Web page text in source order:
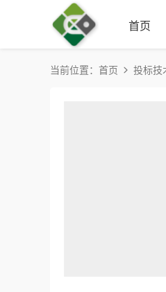
首页
当前位置： 首页 投标技